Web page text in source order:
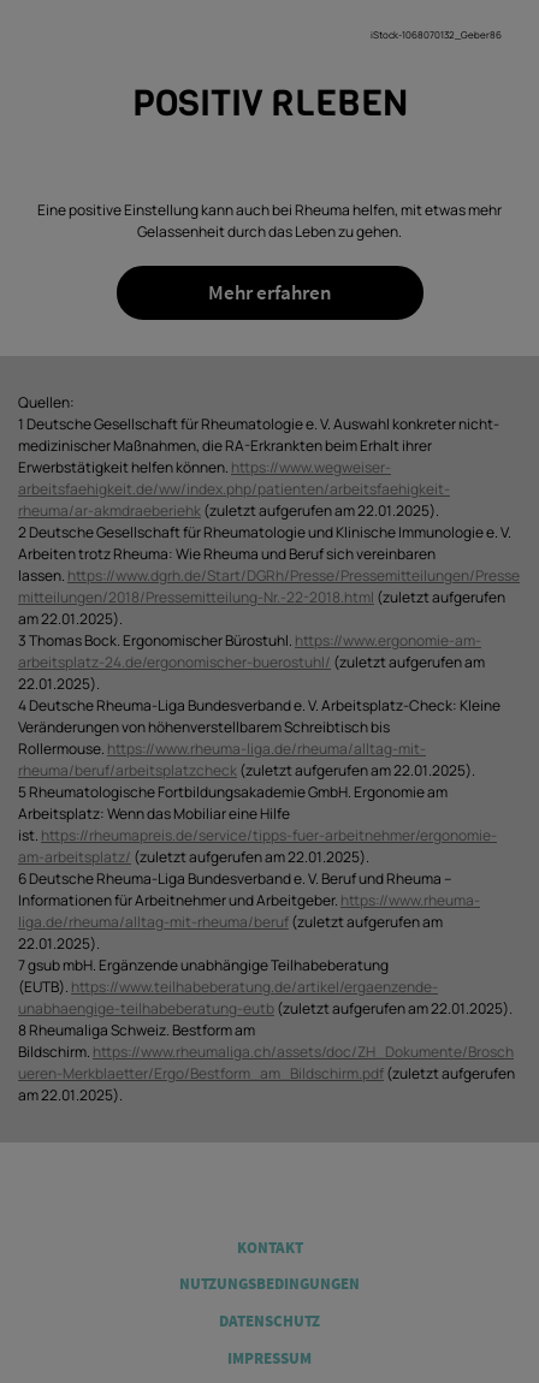
iStock-1068070132_Geber86
POSITIV RLEBEN
Eine positive Einstellung kann auch bei Rheuma helfen, mit etwas mehr
Gelassenheit durch das Leben zu gehen.
Mehr erfahren
Quellen:
1 Deutsche Gesellschaft für Rheumatologie e. V. Auswahl konkreter nicht-
medizinischer Maßnahmen, die RA-Erkrankten beim Erhalt ihrer
Erwerbstätigkeit helfen können. https://www.wegweiser-
arbeitsfaehigkeit.de/ww/index.php/patienten/arbeitsfaehigkeit-
rheuma/ar-akmdraeberiehk(zuletzt aufgerufen am 22.01.2025).
2 Deutsche Gesellschaft für Rheumatologie und Klinische Immunologie e. V.
Arbeiten trotz Rheuma: Wie Rheuma und Beruf sich vereinbaren
lassen. https://www.dgrh.de/Start/DGRh/Presse/Pressemitteilungen/Presse
mitteilungen/2018/Pressemitteilung-Nr.-22-2018.html (zuletzt aufgerufen
am 22.01.2025).
3 Thomas Bock. Ergonomischer Bürostuhl. https://www.ergonomie-am-
arbeitsplatz-24.de/ergonomischer-buerostuhl/ (zuletzt aufgerufen am
22.01.2025).
4 Deutsche Rheuma-Liga Bundesverband e. V. Arbeitsplatz-Check: Kleine
Veränderungen von höhenverstellbarem Schreibtisch bis
Rollermouse. https://www.rheuma-liga.de/rheuma/alltag-mit-
rheuma/beruf/arbeitsplatzcheck(zuletzt aufgerufen am 22.01.2025).
5 Rheumatologische Fortbildungsakademie GmbH. Ergonomie am
Arbeitsplatz: Wenn das Mobiliar eine Hilfe
ist. https://rheumapreis.de/service/tipps-fuer-arbeitnehmer/ergonomie-
am-arbeitsplatz/ (zuletzt aufgerufen am 22.01.2025).
6 Deutsche Rheuma-Liga Bundesverband e. V. Beruf und Rheuma –
Informationen für Arbeitnehmer und Arbeitgeber. https://www.rheuma-
liga.de/rheuma/alltag-mit-rheuma/beruf(zuletzt aufgerufen am
22.01.2025).
7 gsub mbH. Ergänzende unabhängige Teilhabeberatung
(EUTB). https://www.teilhabeberatung.de/artikel/ergaenzende-
unabhaengige-teilhabeberatung-eutb(zuletzt aufgerufen am 22.01.2025).
8 Rheumaliga Schweiz. Bestform am
Bildschirm. https://www.rheumaliga.ch/assets/doc/ZH_Dokumente/Brosch
ueren-Merkblaetter/Ergo/Bestform_am_Bildschirm.pdf(zuletzt aufgerufen
am 22.01.2025).
KONTAKT
NUTZUNGSBEDINGUNGEN
DATENSCHUTZ
IMPRESSUM